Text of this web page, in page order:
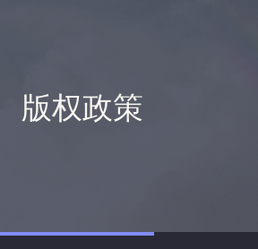
版权政策